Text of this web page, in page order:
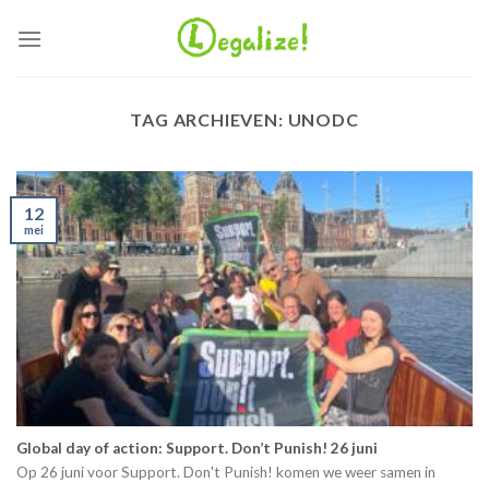
naar
TAG ARCHIEVEN: UNODC
Global day of action: Support. Don’t Punish! 26 juni
Op 26 juni voor Support. Don't Punish! komen we weer samen in
12
mei